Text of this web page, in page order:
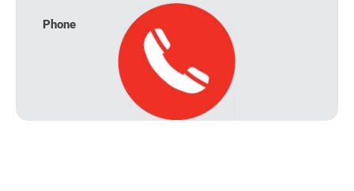
Phone